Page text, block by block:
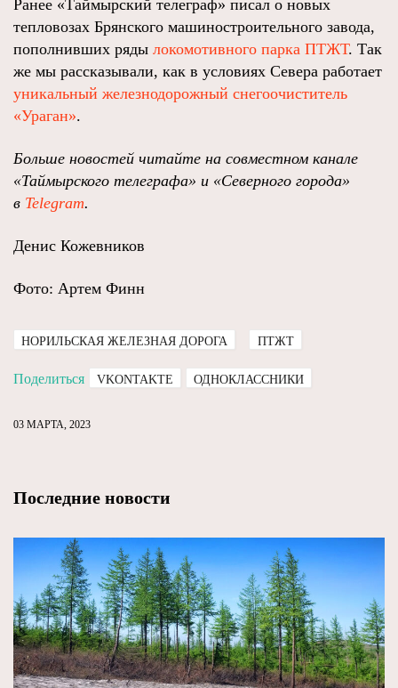
Ранее «Таймырский телеграф» писал о новых
тепловозах Брянского машиностроительного завода,
пополнивших ряды локомотивного парка ПТЖТ. Так
же мы рассказывали, как в условиях Севера работает
уникальный железнодорожный снегоочиститель
«Ураган».
Больше новостей читайте на совместном канале
«Таймырского телеграфа» и «Северного города»
в Telegram.
Денис Кожевников
Фото: Артем Финн
НОРИЛЬСКАЯ ЖЕЛЕЗНАЯ ДОРОГА ПТЖТ
Поделиться VKONTAKTE ОДНОКЛАССНИКИ
03 МАРТА, 2023
Последние новости